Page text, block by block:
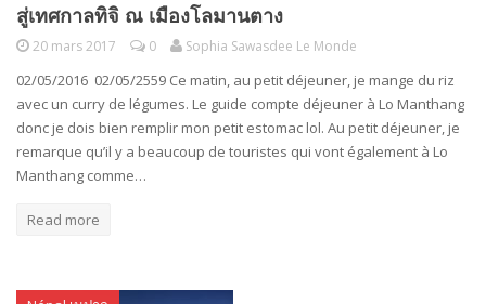
สู่เทศกาลทิจิ ณ เมืองโลมานตาง
20 mars 2017 0 Sophia Sawasdee Le Monde
02/05/2016 02/05/2559 Ce matin, au petit déjeuner, je mange du riz
avec un curry de légumes. Le guide compte déjeuner à Lo Manthang
donc je dois bien remplir mon petit estomac lol. Au petit déjeuner, je
remarque qu’il y a beaucoup de touristes qui vont également à Lo
Manthang comme…
Read more